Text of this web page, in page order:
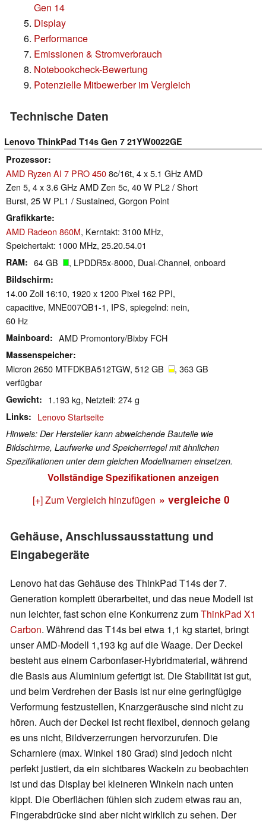
Gen 14
Display
Performance
Emissionen & Stromverbrauch
Notebookcheck-Bewertung
Potenzielle Mitbewerber im Vergleich
Technische Daten
Lenovo ThinkPad T14s Gen 7 21YW0022GE
Prozessor
AMD Ryzen AI 7 PRO 4508c/16t, 4 x 5.1 GHz AMD
Zen 5, 4 x 3.6 GHz AMD Zen 5c, 40 W PL2 / Short
Burst, 25 W PL1 / Sustained, Gorgon Point
Grafikkarte
AMD Radeon 860M, Kerntakt: 3100 MHz,
Speichertakt: 1000 MHz, 25.20.54.01
RAM 64 GB , LPDDR5x-8000, Dual-Channel, onboard
Bildschirm
14.00 Zoll 16:10, 1920 x 1200 Pixel 162 PPI,
capacitive, MNE007QB1-1, IPS, spiegelnd: nein,
60 Hz
Mainboard AMD Promontory/Bixby FCH
Massenspeicher
Micron 2650 MTFDKBA512TGW, 512 GB
, 363 GB
verfügbar
Gewicht 1.193 kg, Netzteil: 274 g
Links Lenovo Startseite
Hinweis: Der Hersteller kann abweichende Bauteile wie
Bildschirme, Laufwerke und Speicherriegel mit ähnlichen
Spezifikationen unter dem gleichen Modellnamen einsetzen.
Vollständige Spezifikationen anzeigen
[+] Zum Vergleich hinzufügen » vergleiche 0
Gehäuse, Anschlussausstattung und
Eingabegeräte
Lenovo hat das Gehäuse des ThinkPad T14s der 7.
Generation komplett überarbeitet, und das neue Modell ist
nun leichter, fast schon eine Konkurrenz zumThinkPad X1
Carbon. Während das T14s bei etwa 1,1 kg startet, bringt
unser AMD-Modell 1,193 kg auf die Waage. Der Deckel
besteht aus einem Carbonfaser-Hybridmaterial, während
die Basis aus Aluminium gefertigt ist. Die Stabilität ist gut,
und beim Verdrehen der Basis ist nur eine geringfügige
Verformung festzustellen, Knarzgeräusche sind nicht zu
hören. Auch der Deckel ist recht flexibel, dennoch gelang
es uns nicht, Bildverzerrungen hervorzurufen. Die
Scharniere (max. Winkel 180 Grad) sind jedoch nicht
perfekt justiert, da ein sichtbares Wackeln zu beobachten
ist und das Display bei kleineren Winkeln nach unten
kippt. Die Oberflächen fühlen sich zudem etwas rau an,
Fingerabdrücke sind aber nicht wirklich zu sehen. Der